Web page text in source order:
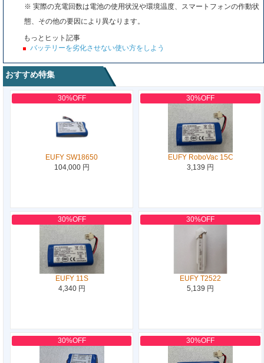
※ 実際の充電回数は電池の使用状況や環境温度、スマートフォンの作動状
態、その他の要因により異なります。
もっとヒット記事
バッテリーを劣化させない使い方をしよう
おすすめ特集
30%OFF
EUFY SW18650
104,000 円
30%OFF
EUFY RoboVac 15C
3,139 円
30%OFF
EUFY 11S
4,340 円
30%OFF
EUFY T2522
5,139 円
30%OFF 30%OFF